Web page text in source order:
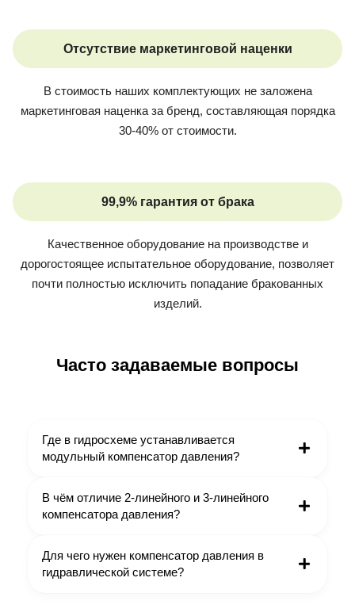
Отсутствие маркетинговой наценки
В стоимость наших комплектующих не заложена
маркетинговая наценка за бренд, составляющая порядка
30-40% от стоимости.
99,9% гарантия от брака
Качественное оборудование на производстве и
дорогостоящее испытательное оборудование, позволяет
почти полностью исключить попадание бракованных
изделий.
Часто задаваемые вопросы
Где в гидросхеме устанавливается
модульный компенсатор давления?
Компенсатор устанавливается между
распределителем и монтажной плитой (снизу
плита → компенсатор → дроссель →
распределитель. Такое расположение
обеспечивает независимое регулирование для
В чём отличие 2-линейного и 3-линейного
компенсатора давления?
2-линейный (последовательный) компенсатор
устанавливается последовательно с
Для чего нужен компенсатор давления в
гидравлической системе?